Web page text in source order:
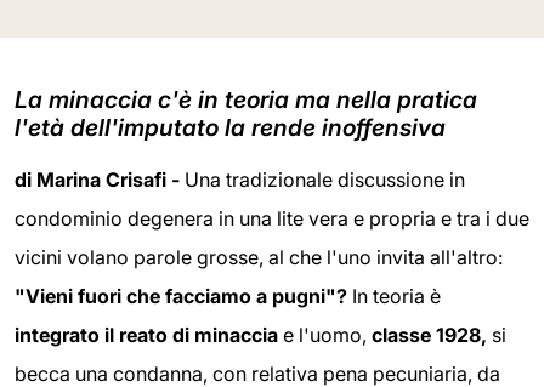
La minaccia c'è in teoria ma nella pratica
l'età dell'imputato la rende inoffensiva
di Marina Crisafi - Una tradizionale discussione in
condominio degenera in una lite vera e propria e tra i due
vicini volano parole grosse, al che l'uno invita all'altro:
"Vieni fuori che facciamo a pugni"? In teoria è
integrato il reato di minaccia e l'uomo, classe 1928, si
becca una condanna, con relativa pena pecuniaria, da